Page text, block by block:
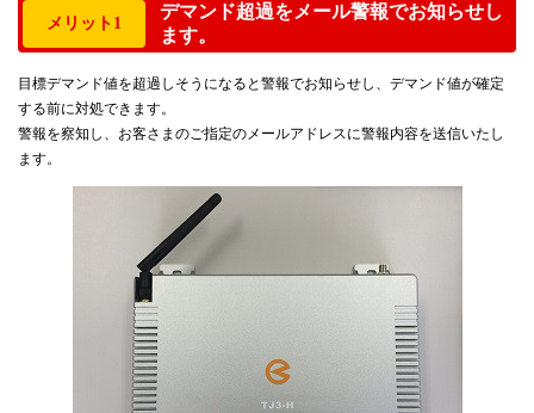
メリット1
デマンド超過をメール警報でお知らせし
ます。
目標デマンド値を超過しそうになると警報でお知らせし、デマンド値が確定
する前に対処できます。
警報を察知し、お客さまのご指定のメールアドレスに警報内容を送信いたし
ます。